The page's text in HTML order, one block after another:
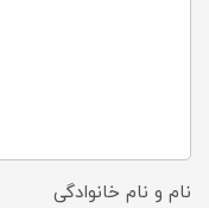
نام و نام خانوادگی